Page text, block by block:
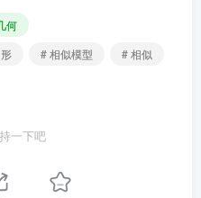
何
# 相似模型
# 相似
一下吧